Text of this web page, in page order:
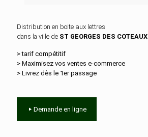
Distribution en boite aux lettres
dans la ville de ST GEORGES DES COTEAUX
> tarif compétitif
> Maximisez vos ventes e‑commerce
> Livrez dès le 1er passage
Demande en ligne